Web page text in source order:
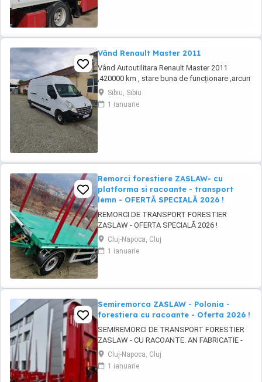
Vând Renault Master 2011
Vând Autoutilitara Renault Master 2011
,420000 km , stare buna de funcționare ,arcuri
duble pe spate.VT iunie 2027.Asigurarea
expira în 12.08.2026
Sibiu, Sibiu
1 ianuarie
Remorci forestiere ZASLAW- cu
platforma si racoante - transport
lemn - OFERTĂ SPECIALĂ 2026 !
REMORCI DE TRANSPORT FORESTIER
ZASLAW - OFERTA SPECIALĂ 2026 !
VEHICULE PE STOC ( sau in fabricație
ZASLAW - cu termen SCURT de livrare ) PRET
OFERTA SPECIALĂ : 31.800 EURO BUC. ( pret
transportului de material ...
Cluj-Napoca, Cluj
1 ianuarie
Semiremorca ZASLAW - Polonia -
forestiera cu racoante - Oferta 2026 !
SEMIREMORCI DE TRANSPORT FORESTIER
ZASLAW - CU RACOANTE. AN FABRICATIE -
2026. VEHICULE PE STOC SAU IN PRODUCTIE
- CU TERMEN SCURT DE LIVRARE !
DESCRIERE VEHICULE: - Semiremorci
Cluj-Napoca, Cluj
1 ianuarie